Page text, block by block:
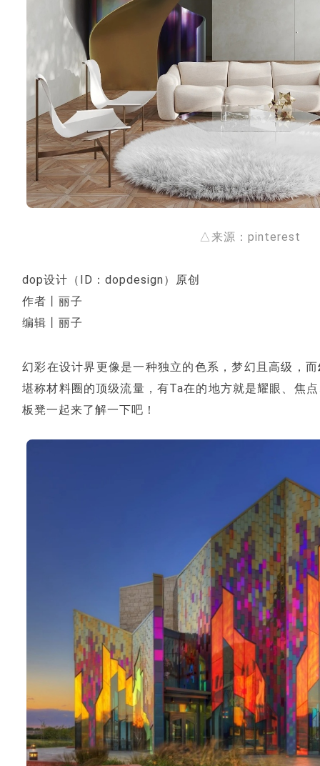
△来源：pinterest
dop设计（ID：dopdesign）原创
作者丨丽子
编辑丨丽子
幻彩在设计界更像是一种独立的色系，梦幻且高级，而
堪称材料圈的顶级流量，有Ta在的地方就是耀眼、焦
板凳一起来了解一下吧！